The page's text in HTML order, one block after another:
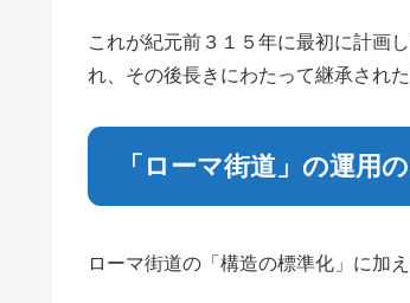
これが紀元前３１５年に最初に計画
れ、その後長きにわたって継承された
「ローマ街道」の運用
ローマ街道の「構造の標準化」に加